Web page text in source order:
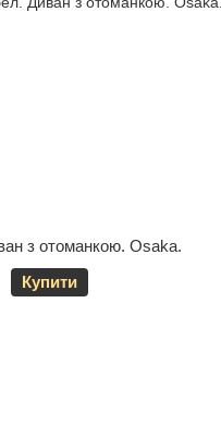
з отоманкою. Osaka.
Купити